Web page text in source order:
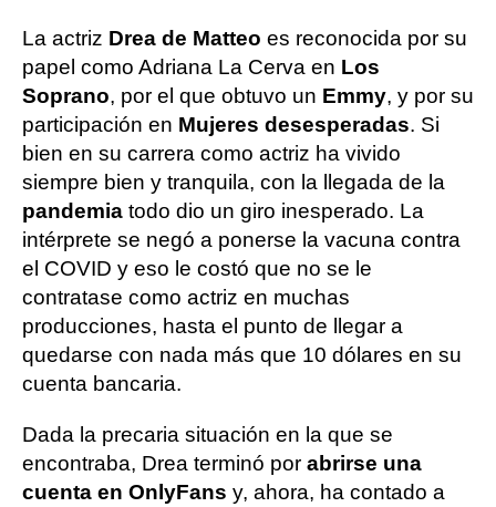
La actriz Drea de Matteo es reconocida por su
papel como Adriana La Cerva en Los
Soprano, por el que obtuvo un Emmy, y por su
participación en Mujeres desesperadas. Si
bien en su carrera como actriz ha vivido
siempre bien y tranquila, con la llegada de la
pandemia todo dio un giro inesperado. La
intérprete se negó a ponerse la vacuna contra
el COVID y eso le costó que no se le
contratase como actriz en muchas
producciones, hasta el punto de llegar a
quedarse con nada más que 10 dólares en su
cuenta bancaria.
Dada la precaria situación en la que se
encontraba, Drea terminó por abrirse una
cuenta en OnlyFans y, ahora, ha contado a